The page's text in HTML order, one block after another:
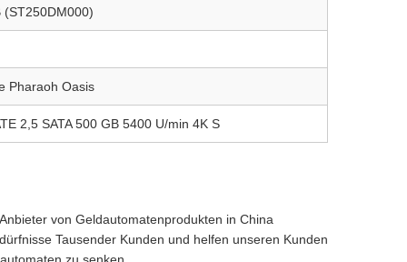
(ST250DM000)
Pharaoh Oasis
2,5 SATA 500 GB 5400 U/min 4K S
von Geldautomatenprodukten in China
Tausender Kunden und helfen unseren Kunden